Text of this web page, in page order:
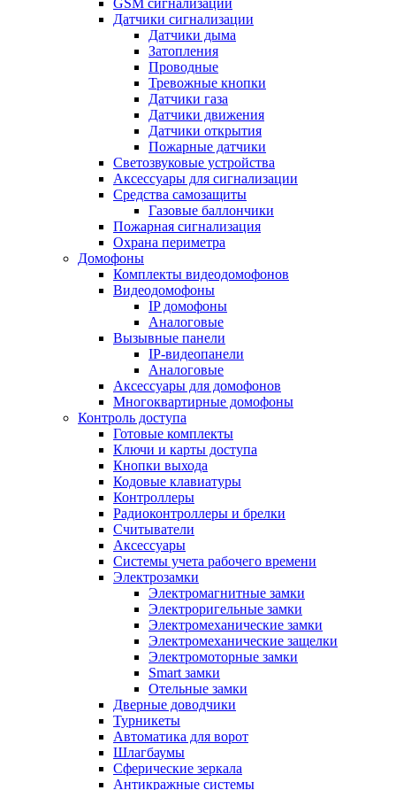
GSM сигнализации
Датчики сигнализации
Датчики дыма
Затопления
Проводные
Тревожные кнопки
Датчики газа
Датчики движения
Датчики открытия
Пожарные датчики
Светозвуковые устройства
Аксессуары для сигнализации
Средства самозащиты
Газовые баллончики
Пожарная сигнализация
Охрана периметра
Домофоны
Комплекты видеодомофонов
Видеодомофоны
IP домофоны
Аналоговые
Вызывные панели
IP-видеопанели
Аналоговые
Аксессуары для домофонов
Многоквартирные домофоны
Контроль доступа
Готовые комплекты
Ключи и карты доступа
Кнопки выхода
Кодовые клавиатуры
Контроллеры
Радиоконтроллеры и брелки
Считыватели
Аксессуары
Системы учета рабочего времени
Электрозамки
Электромагнитные замки
Электроригельные замки
Электромеханические замки
Электромеханические защелки
Электромоторные замки
Smart замки
Отельные замки
Дверные доводчики
Турникеты
Автоматика для ворот
Шлагбаумы
Сферические зеркала
Антикражные системы